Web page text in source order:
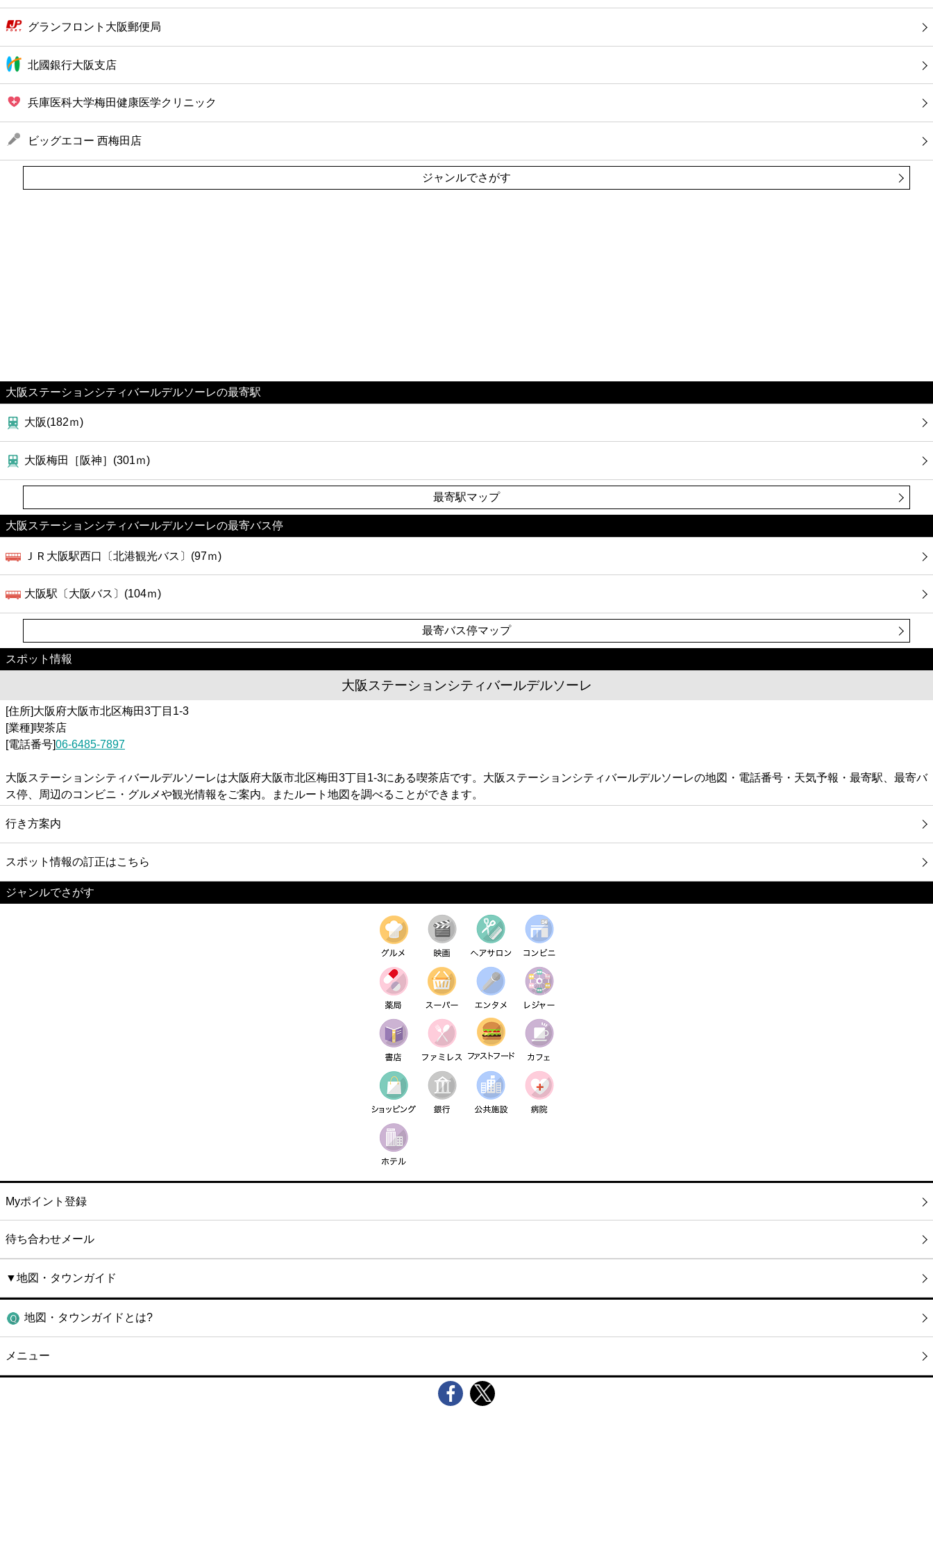
グランフロント大阪郵便局
北國銀行大阪支店
兵庫医科大学梅田健康医学クリニック
ビッグエコー 西梅田店
ジャンルでさがす
大阪ステーションシティバールデルソーレの最寄駅
大阪(182ｍ)
大阪梅田［阪神］(301ｍ)
最寄駅マップ
大阪ステーションシティバールデルソーレの最寄バス停
ＪＲ大阪駅西口〔北港観光バス〕(97ｍ)
大阪駅〔大阪バス〕(104ｍ)
最寄バス停マップ
スポット情報
大阪ステーションシティバールデルソーレ
[住所]大阪府大阪市北区梅田3丁目1-3
[業種]喫茶店
[電話番号]06-6485-7897
大阪ステーションシティバールデルソーレは大阪府大阪市北区梅田3丁目1-3にある喫茶店です。大阪ステーションシティバールデルソーレの地図・電話番号・天気予報・最寄駅、最寄バ
ス停、周辺のコンビニ・グルメや観光情報をご案内。またルート地図を調べることができます。
行き方案内
スポット情報の訂正はこちら
ジャンルでさがす
Myポイント登録
待ち合わせメール
▼地図・タウンガイド
地図・タウンガイドとは?
メニュー